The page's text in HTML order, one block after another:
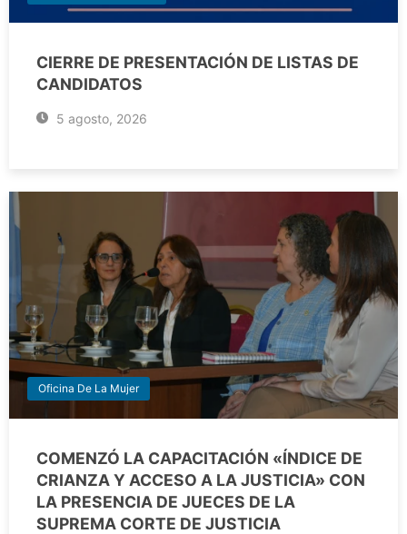
CIERRE DE PRESENTACIÓN DE LISTAS DE
CANDIDATOS
5 agosto, 2026
Oficina De La Mujer
COMENZÓ LA CAPACITACIÓN «ÍNDICE DE
CRIANZA Y ACCESO A LA JUSTICIA» CON
LA PRESENCIA DE JUECES DE LA
SUPREMA CORTE DE JUSTICIA